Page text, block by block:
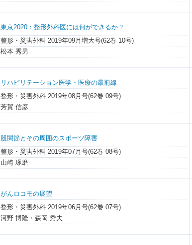
東京2020：整形外科医には何ができるか？
整形・災害外科 2019年09月増大号(62巻 10号)
松本 秀男
リハビリテーション医学・医療の最前線
整形・災害外科 2019年08月号(62巻 09号)
芳賀 信彦
股関節とその周囲のスポーツ障害
整形・災害外科 2019年07月号(62巻 08号)
山崎 琢磨
がんロコモの展望
整形・災害外科 2019年06月号(62巻 07号)
河野 博隆・森岡 秀夫